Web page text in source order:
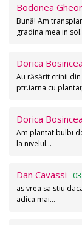
Bodonea
Bună! Am
gradina mea in
Dorica
Au răsărit crinii
ptr.iarna cu
Dorica
Am plantat bulbi
la nivelul…
Dan Cavassi -
as vrea sa stiu
adica mai…